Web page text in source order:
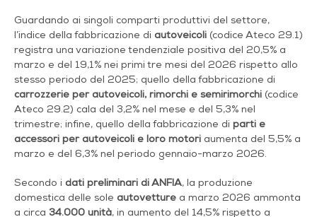
Guardando ai singoli comparti produttivi del settore,
l’indice della fabbricazione di autoveicoli (codice Ateco 29.1)
registra una variazione tendenziale positiva del 20,5% a
marzo e del 19,1% nei primi tre mesi del 2026 rispetto allo
stesso periodo del 2025; quello della fabbricazione di
carrozzerie per autoveicoli, rimorchi e semirimorchi (codice
Ateco 29.2) cala del 3,2% nel mese e del 5,3% nel
trimestre; infine, quello della fabbricazione di parti e
accessori per autoveicoli e loro motori aumenta del 5,5% a
marzo e del 6,3% nel periodo gennaio-marzo 2026.
Secondo i dati preliminari di ANFIA, la produzione
domestica delle sole autovetture a marzo 2026 ammonta
a circa 34.000 unità, in aumento del 14,5% rispetto a